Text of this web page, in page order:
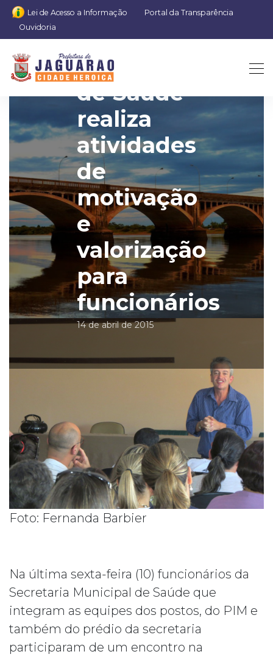
Lei de Acesso a Informação
Portal da Transparência
Ouvidoria
Secretaria
de Saúde
realiza
atividades
de
motivação
e
valorização
para
funcionários
14 de abril de 2015
Foto: Fernanda Barbier
Na última sexta-feira (10) funcionários da
Secretaria Municipal de Saúde que
integram as equipes dos postos, do PIM e
também do prédio da secretaria
participaram de um encontro na